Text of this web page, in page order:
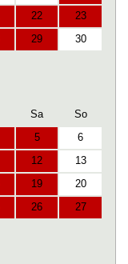
22
23
29
30
Sa
So
5
6
12
13
19
20
26
27